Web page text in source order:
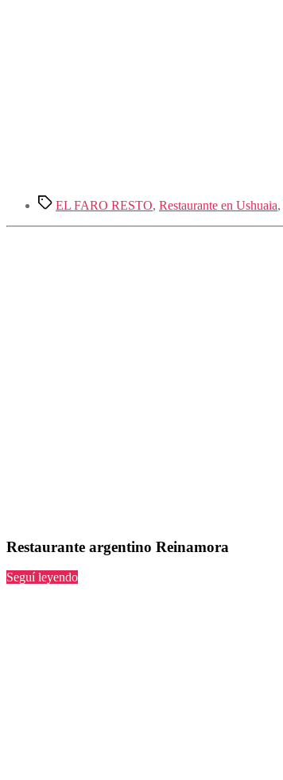
Etiquetas
EL FARO RESTO, Restaurante en Ushuaia,
Restaurante argentino Reinamora
Seguí leyendo“Reinamora”